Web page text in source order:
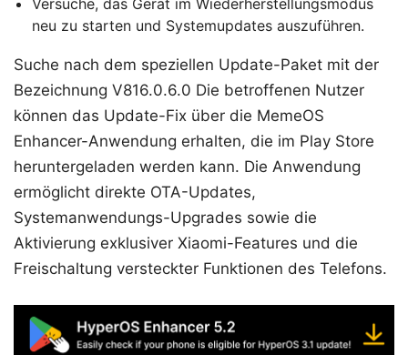
Versuche, das Gerät im Wiederherstellungsmodus
neu zu starten und Systemupdates auszuführen.
Suche nach dem speziellen Update-Paket mit der
Bezeichnung V816.0.6.0 Die betroffenen Nutzer
können das Update-Fix über die MemeOS
Enhancer-Anwendung erhalten, die im Play Store
heruntergeladen werden kann. Die Anwendung
ermöglicht direkte OTA-Updates,
Systemanwendungs-Upgrades sowie die
Aktivierung exklusiver Xiaomi-Features und die
Freischaltung versteckter Funktionen des Telefons.